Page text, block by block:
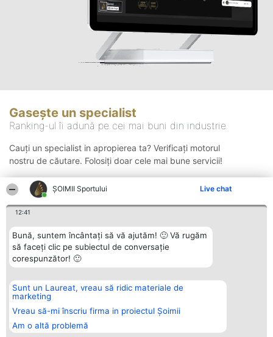
ȘOIMII Sportului Live chat
12:41
Bună, suntem încântați să vă ajutăm! 🙂 Vă rugăm
să faceți clic pe subiectul de conversație
corespunzător! 🙂
Sunt un Laureat, vreau să ridic materiale de
marketing
Vreau să-mi înscriu firma in proiectul Șoimii
Am o altă problemă
Gasește un specialist
Ranking-ul îi adună pe cei mai buni din industrie
Cauți un specialist in apropierea ta? Verificați motorul
nostru de căutare. Folosiți doar cele mai bune servicii!
Organizator Ranking
BRIGHT SOLUTIONS BR SRL
Aleea Timisul De Sus 2 Bl. A30
Sc. A Et. 4 Ap. 13 Cod 061952
București
CUI 36737675
Plebiscyt
Lista Tuturor
Laureaților
Statut
Contact